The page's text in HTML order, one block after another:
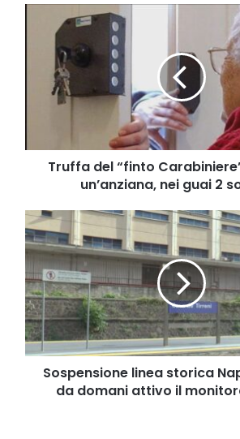
Truffa
“finto
Carabiniere”
danni
nei
guaiTruffa del “finto
un’anziana, nei guai 2
Sospensione
linea
storica
Napoli-
Salerno,
da
domani
attivo
il
monitoraggio
Sospensione linea storica
da domani attivo il